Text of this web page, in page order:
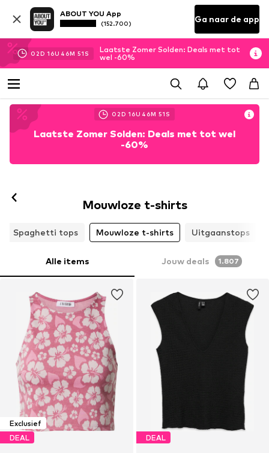
ABOUT YOU App
(152.700) Ga naar de app
02D 16U 46M 48S
Laatste Zomer Solden: Deals met tot
wel -60%
02D 16U 46M 48S
Laatste Zomer Solden: Deals met tot wel
-60%
Mouwloze t-shirts
Spaghetti tops Mouwloze t-shirts Uitgaanstops
Alle items Jouw deals 1.807
Exclusief
DEAL
DEAL